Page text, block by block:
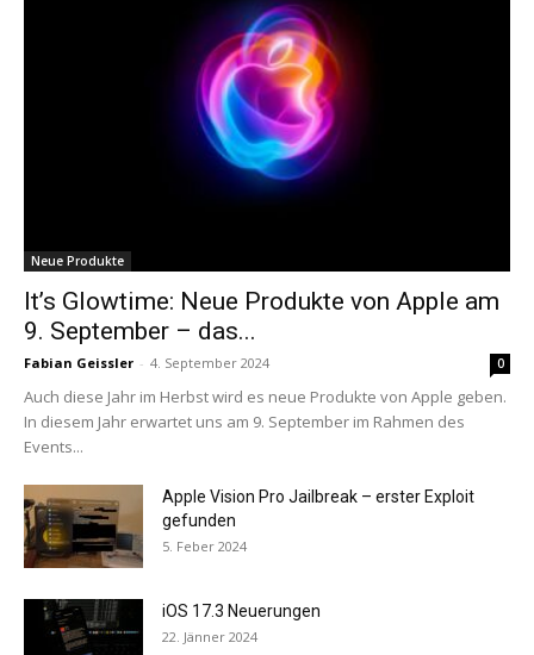
Neue Produkte
It’s Glowtime: Neue Produkte von Apple am
9. September – das...
Fabian Geissler - 4. September 2024 0
Auch diese Jahr im Herbst wird es neue Produkte von Apple geben.
In diesem Jahr erwartet uns am 9. September im Rahmen des
Events...
Apple Vision Pro Jailbreak – erster Exploit
gefunden
5. Feber 2024
iOS 17.3 Neuerungen
22. Jänner 2024